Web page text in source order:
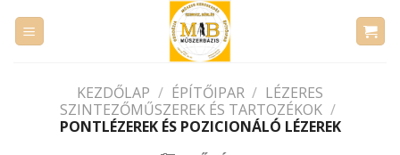
KEZDŐLAP / ÉPÍTŐIPAR / LÉZERES
SZINTEZŐMŰSZEREK ÉS TARTOZÉKOK /
PONTLÉZEREK ÉS POZICIONÁLÓ LÉZEREK